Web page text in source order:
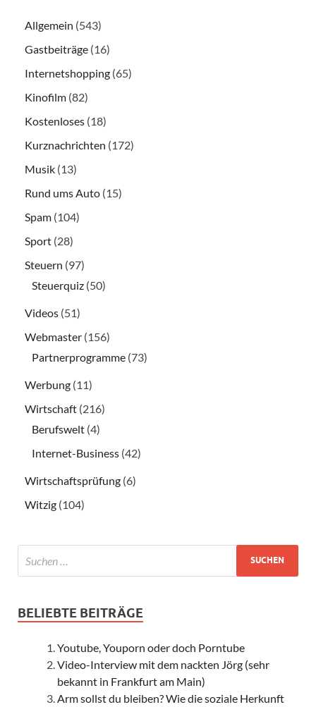
Allgemein (543)
Gastbeiträge (16)
Internetshopping (65)
Kinofilm (82)
Kostenloses (18)
Kurznachrichten (172)
Musik (13)
Rund ums Auto (15)
Spam (104)
Sport (28)
Steuern (97)
Steuerquiz (50)
Videos (51)
Webmaster (156)
Partnerprogramme (73)
Werbung (11)
Wirtschaft (216)
Berufswelt (4)
Internet-Business (42)
Wirtschaftsprüfung (6)
Witzig (104)
BELIEBTE BEITRÄGE
Youtube, Youporn oder doch Porntube
Video-Interview mit dem nackten Jörg (sehr
bekannt in Frankfurt am Main)
Arm sollst du bleiben? Wie die soziale Herkunft